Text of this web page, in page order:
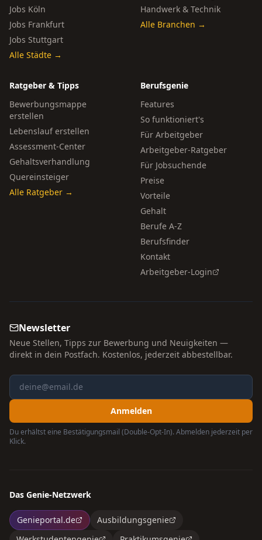
Jobs Köln
Jobs Frankfurt
Jobs Stuttgart
Alle Städte →
Handwerk & Technik
Alle Branchen →
Ratgeber & Tipps
Bewerbungsmappe
erstellen
Lebenslauf erstellen
Assessment-Center
Gehaltsverhandlung
Quereinsteiger
Alle Ratgeber →
Berufsgenie
Features
So funktioniert's
Für Arbeitgeber
Arbeitgeber-Ratgeber
Für Jobsuchende
Preise
Vorteile
Gehalt
Berufe A-Z
Berufsfinder
Kontakt
Arbeitgeber-Login
Newsletter
Neue Stellen, Tipps zur Bewerbung und Neuigkeiten —
direkt in dein Postfach. Kostenlos, jederzeit abbestellbar.
Anmelden
Du erhältst eine Bestätigungsmail (Double-Opt-In). Abmelden jederzeit per
Klick.
Das Genie-Netzwerk
Genieportal.de
Ausbildungsgenie